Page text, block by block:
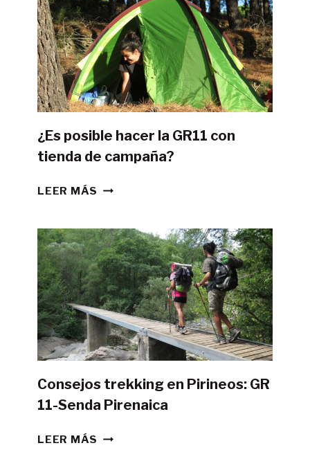
¿Es posible hacer la GR11 con
tienda de campaña?
LEER MÁS ¿ES
LA
GR11
CON
TIENDA
DE
CAMPAÑA?
Consejos trekking en Pirineos: GR
11-Senda Pirenaica
LEER MÁS CONSEJOS